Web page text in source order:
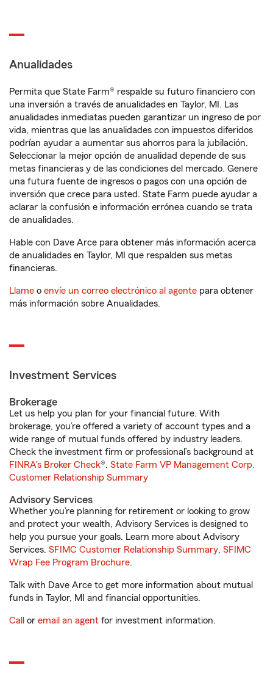
Anualidades
Permita que State Farm® respalde su futuro financiero con
una inversión a través de anualidades en Taylor, MI. Las
anualidades inmediatas pueden garantizar un ingreso de por
vida, mientras que las anualidades con impuestos diferidos
podrían ayudar a aumentar sus ahorros para la jubilación.
Seleccionar la mejor opción de anualidad depende de sus
metas financieras y de las condiciones del mercado. Genere
una futura fuente de ingresos o pagos con una opción de
inversión que crece para usted. State Farm puede ayudar a
aclarar la confusión e información errónea cuando se trata
de anualidades.
Hable con Dave Arce para obtener más información acerca
de anualidades en Taylor, MI que respalden sus metas
financieras.
Llame o envíe un correo electrónico al agente para obtener
más información sobre Anualidades.
Investment Services
Brokerage
Let us help you plan for your financial future. With
brokerage, you’re offered a variety of account types and a
wide range of mutual funds offered by industry leaders.
Check the investment firm or professional’s background at
FINRA's Broker Check®. State Farm VP Management Corp.
Customer Relationship Summary
Advisory Services
Whether you’re planning for retirement or looking to grow
and protect your wealth, Advisory Services is designed to
help you pursue your goals. Learn more about Advisory
Services. SFIMC Customer Relationship Summary, SFIMC
Wrap Fee Program Brochure.
Talk with Dave Arce to get more information about mutual
funds in Taylor, MI and financial opportunities.
Call or email an agent for investment information.